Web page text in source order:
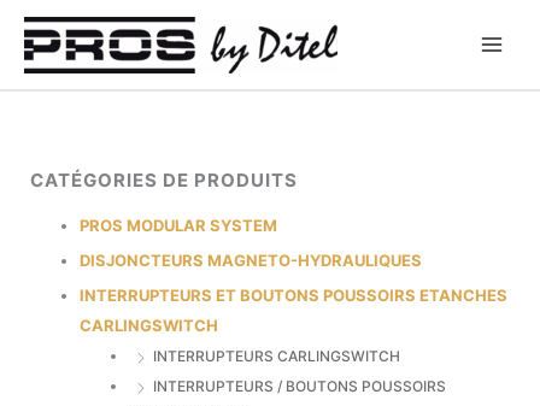
Aller
contenu
CATÉGORIES DE PRODUITS
PROS MODULAR SYSTEM
DISJONCTEURS MAGNETO-HYDRAULIQUES
INTERRUPTEURS ET BOUTONS POUSSOIRS ETANCHES
CARLINGSWITCH
INTERRUPTEURS CARLINGSWITCH
INTERRUPTEURS / BOUTONS POUSSOIRS